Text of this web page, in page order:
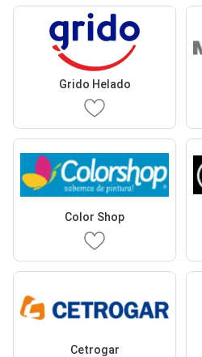
Grido Helado
Color Shop
Cetrogar